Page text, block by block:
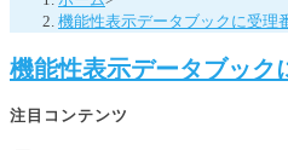
機能性表示データブックに受理
機能性表示データブック
注目コンテンツ